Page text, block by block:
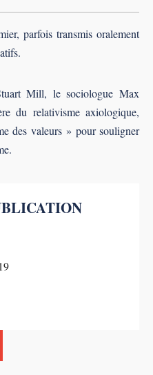
parfois transmis oralement
Mill, le sociologue Max
du relativisme axiologique,
des valeurs » pour souligner